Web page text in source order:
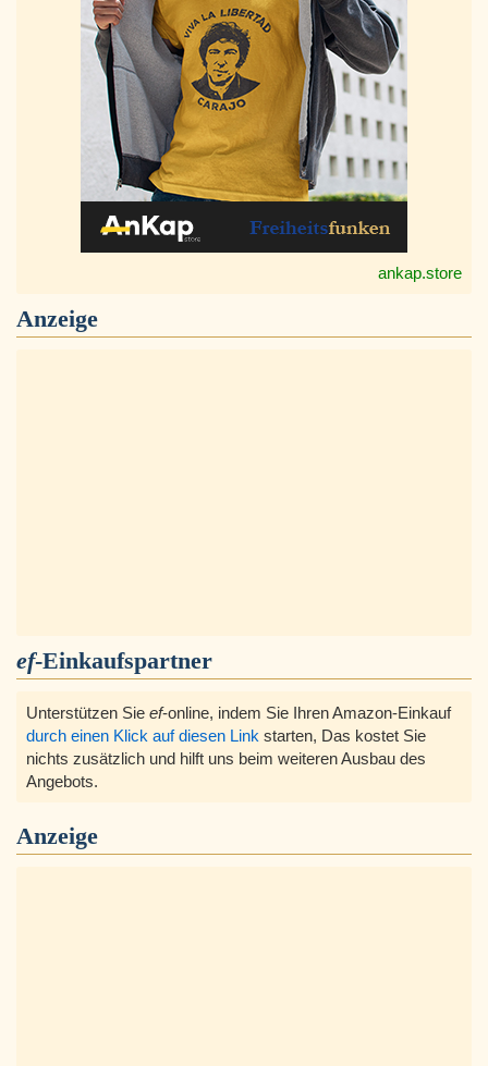
ankap.store
Anzeige
ef-Einkaufspartner
Unterstützen Sie ef-online, indem Sie Ihren Amazon-Einkauf
durch einen Klick auf diesen Link starten, Das kostet Sie
nichts zusätzlich und hilft uns beim weiteren Ausbau des
Angebots.
Anzeige